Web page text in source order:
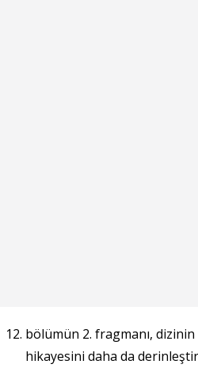
bölümün 2. fragmanı,
hikayesini daha da